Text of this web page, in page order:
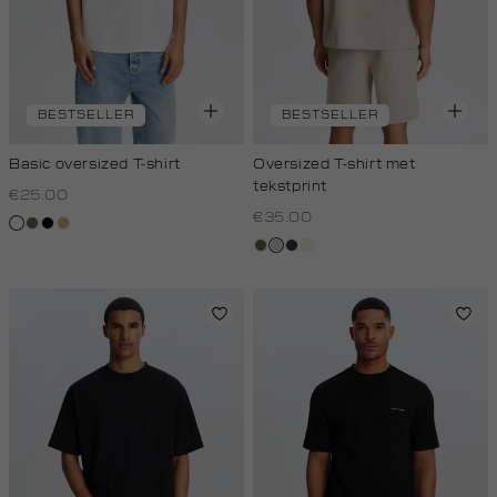
BESTSELLER
Basic oversized T-shirt
€25.00
witlichtbruin
zwart
tan
BESTSELLER
Oversized T-shirt met
tekstprint
€35.00
groen,
taupe,
grijs,